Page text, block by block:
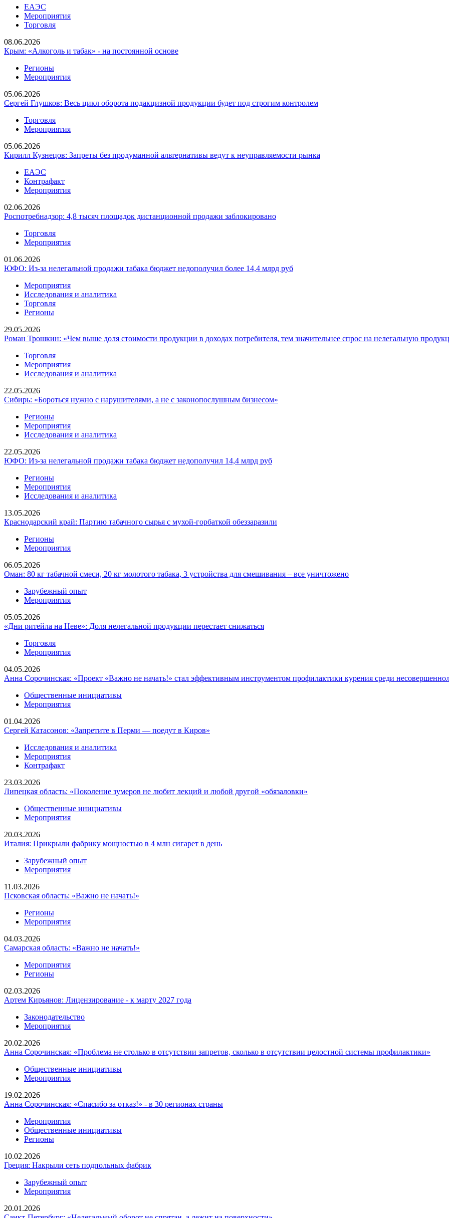
ЕАЭС
Мероприятия
Торговля
08.06.2026
Крым: «Алкоголь и табак» - на постоянной основе
Регионы
Мероприятия
05.06.2026
Сергей Глушков: Весь цикл оборота подакцизной продукции будет под строгим контролем
Торговля
Мероприятия
05.06.2026
Кирилл Кузнецов: Запреты без продуманной альтернативы ведут к неуправляемости рынка
ЕАЭС
Контрафакт
Мероприятия
02.06.2026
Роспотребнадзор: 4,8 тысяч площадок дистанционной продажи заблокировано
Торговля
Мероприятия
01.06.2026
ЮФО: Из-за нелегальной продажи табака бюджет недополучил более 14,4 млрд руб
Мероприятия
Исследования и аналитика
Торговля
Регионы
29.05.2026
Роман Трошкин: «Чем выше доля стоимости продукции в доходах потребителя, тем значительнее спрос на нелегальную
Торговля
Мероприятия
Исследования и аналитика
22.05.2026
Сибирь: «Бороться нужно с нарушителями, а не с законопослушным бизнесом»
Регионы
Мероприятия
Исследования и аналитика
22.05.2026
ЮФО: Из-за нелегальной продажи табака бюджет недополучил 14,4 млрд руб
Регионы
Мероприятия
Исследования и аналитика
13.05.2026
Краснодарский край: Партию табачного сырья с мухой-горбаткой обеззаразили
Регионы
Мероприятия
06.05.2026
Оман: 80 кг табачной смеси, 20 кг молотого табака, 3 устройства для смешивания – все уничтожено
Зарубежный опыт
Мероприятия
05.05.2026
«Дни ритейла на Неве»: Доля нелегальной продукции перестает снижаться
Торговля
Мероприятия
04.05.2026
Анна Сорочинская: «Проект «Важно не начать!» стал эффективным инструментом профилактики курения среди
Общественные инициативы
Мероприятия
01.04.2026
Сергей Катасонов: «Запретите в Перми — поедут в Киров»
Исследования и аналитика
Мероприятия
Контрафакт
23.03.2026
Липецкая область: «Поколение зумеров не любит лекций и любой другой «обязаловки»
Общественные инициативы
Мероприятия
20.03.2026
Италия: Прикрыли фабрику мощностью в 4 млн сигарет в день
Зарубежный опыт
Мероприятия
11.03.2026
Псковская область: «Важно не начать!»
Регионы
Мероприятия
04.03.2026
Самарская область: «Важно не начать!»
Мероприятия
Регионы
02.03.2026
Артем Кирьянов: Лицензирование - к марту 2027 года
Законодательство
Мероприятия
20.02.2026
Анна Сорочинская: «Проблема не столько в отсутствии запретов, сколько в отсутствии целостной системы профилактики»
Общественные инициативы
Мероприятия
19.02.2026
Анна Сорочинская: «Спасибо за отказ!» - в 30 регионах страны
Мероприятия
Общественные инициативы
Регионы
10.02.2026
Греция: Накрыли сеть подпольных фабрик
Зарубежный опыт
Мероприятия
20.01.2026